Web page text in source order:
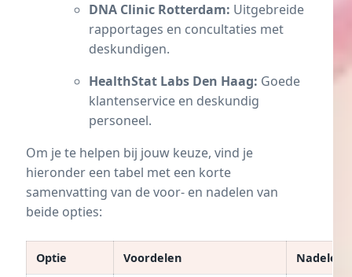
DNA Clinic Rotterdam: Uitgebreide
rapportages en concultaties met
deskundigen.
HealthStat Labs Den Haag: Goede
klantenservice en deskundig
personeel.
Om je te helpen bij jouw keuze, vind je
hieronder een tabel met een korte
samenvatting van de voor- en nadelen van
beide opties:
Optie Voordelen Nadelen